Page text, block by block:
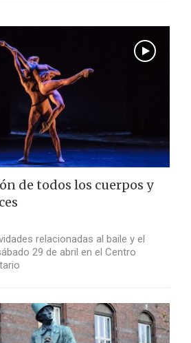
de todos los cuerpos y
relacionadas al baile y el
29 de abril en el Centro